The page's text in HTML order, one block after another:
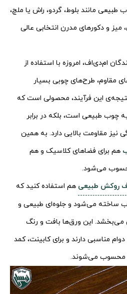
مانند بلوط، گردو، راش یا ملچ،
میز و دکورهای مدرن انتخابی عالی
ام‌دی‌اف، امروزه با استفاده از
مقاوم، طرح‌های چوبی بسیار
نتیجه‌ی این فرآیند، محصولی است که
چوب طبیعی است، بلکه در برابر
مقاومت بالایی دارد. به همین
هم برای فضاهای کلاسیک و هم
می‌شود.
روکش طبیعی هم استفاده کنید که
ساخته می‌شود و جلوه‌ای طبیعی و
می‌بخشد. این ورق‌ها بافت و رنگ
مناسبی دارند و برای کابینت، کمد
محسوب می‌شوند.